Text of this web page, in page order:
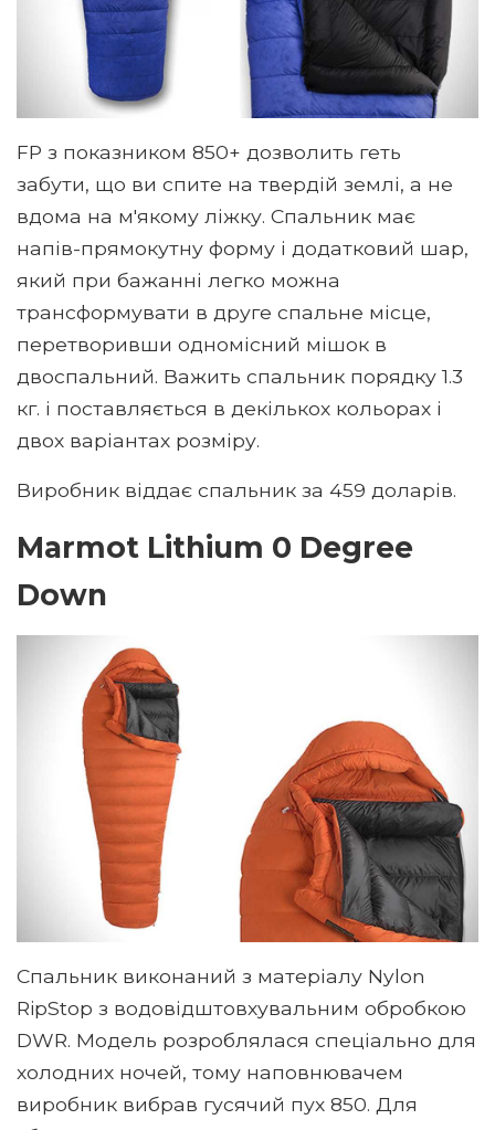
FP з показником 850+ дозволить геть
забути, що ви спите на твердій землі, а не
вдома на м'якому ліжку. Спальник має
напів-прямокутну форму і додатковий шар,
який при бажанні легко можна
трансформувати в друге спальне місце,
перетворивши одномісний мішок в
двоспальний. Важить спальник порядку 1.3
кг. і поставляється в декількох кольорах і
двох варіантах розміру.
Виробник віддає спальник за 459 доларів.
Marmot Lithium 0 Degree
Down
Спальник виконаний з матеріалу Nylon
RipStop з водовідштовхувальним обробкою
DWR. Модель розроблялася спеціально для
холодних ночей, тому наповнювачем
виробник вибрав гусячий пух 850. Для